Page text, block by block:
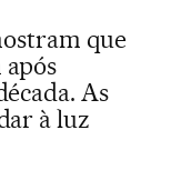
que
após
As
à luz